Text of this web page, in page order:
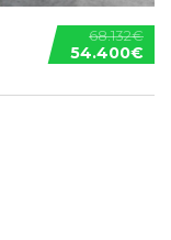
68.132€
54.400€